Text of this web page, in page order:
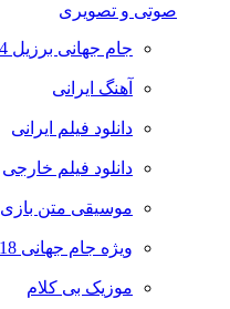
صوتی و تصویری
جام جهانی برزیل 2014
آهنگ ایرانی
دانلود فیلم ایرانی
دانلود فیلم خارجی
موسیقی متن بازی و فیلم
ویژه جام جهانی 2018 روسیه
موزیک بی کلام